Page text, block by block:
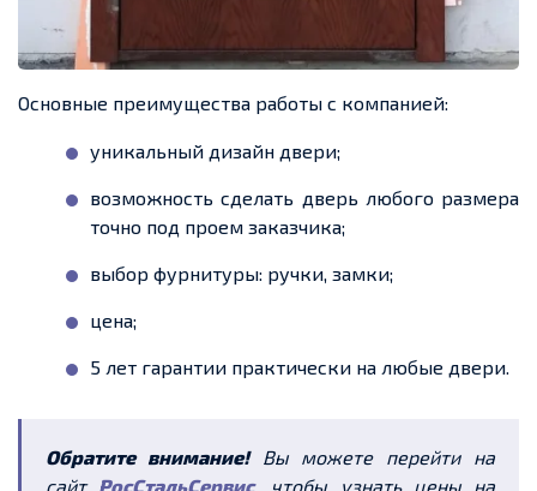
Основные преимущества работы с компанией:
уникальный дизайн двери;
возможность сделать дверь любого размера
точно под проем заказчика;
выбор фурнитуры: ручки, замки;
цена;
5 лет гарантии практически на любые двери.
Обратите внимание!Вы можете перейти на
сайт РосСтальСервис, чтобы узнать цены на